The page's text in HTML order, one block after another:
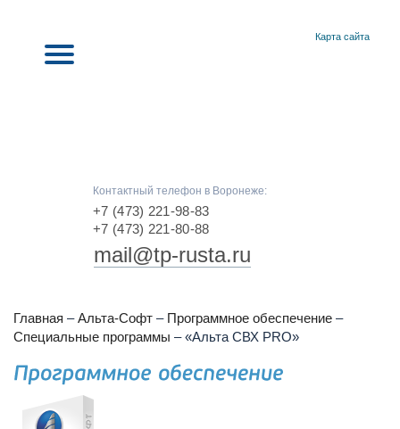
Карта сайта
Контактный телефон в Воронеже:
+7 (473) 221-98-83
+7 (473) 221-80-88
mail@tp-rusta.ru
Главная – Альта-Софт – Программное обеспечение –
Специальные программы –«Альта СВХ PRO»